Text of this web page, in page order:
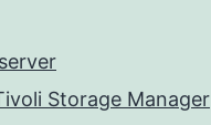
Storage Manager